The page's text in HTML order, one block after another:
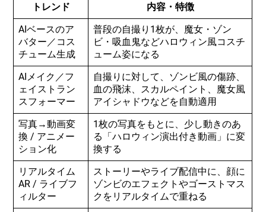
トレンド
内容・特徴
AIベースのア
バター／コス
チューム生成
普段の自撮り1枚が、魔女・ゾン
ビ・吸血鬼などハロウィン風コスチ
ューム姿になる
AIメイク／フ
ェイストラン
スフォーマー
自撮りに対して、ゾンビ風の傷跡、
血の飛沫、スカルペイント、魔女風
アイシャドウなどを自動適用
写真→動画変
換 / アニメー
ション化
1枚の写真をもとに、少し動きのあ
る「ハロウィン演出付き動画」に変
換する
リアルタイム
AR / ライブフ
ィルター
ストーリーやライブ配信中に、顔に
ゾンビのエフェクトやゴーストマス
クをリアルタイムで重ねる